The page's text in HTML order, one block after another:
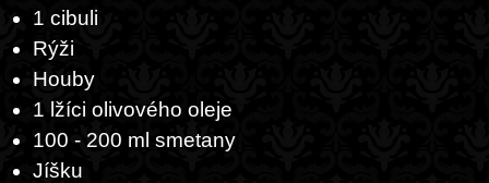
1 cibuli
Rýži
Houby
1 lžíci olivového oleje
100 - 200 ml smetany
Jíšku